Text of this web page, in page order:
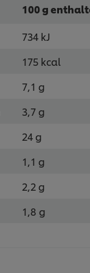
100 g
734 kJ
175 kcal
7,1 g
3,7 g
24 g
1,1 g
2,2 g
1,8 g